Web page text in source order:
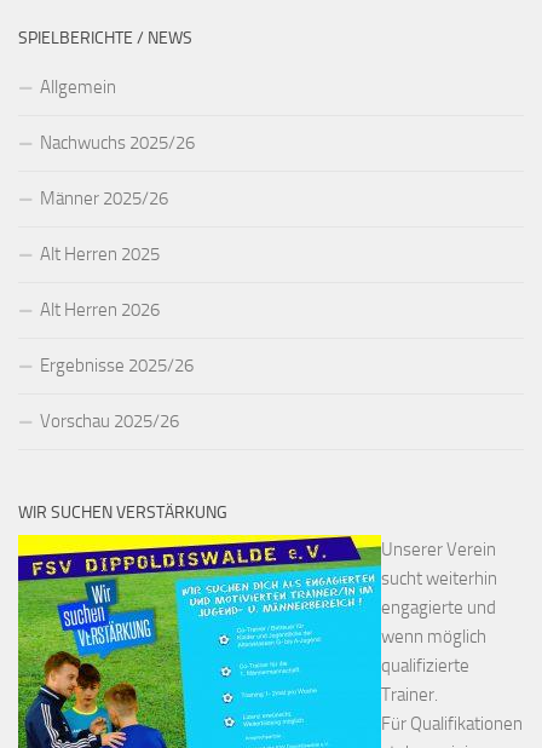
SPIELBERICHTE / NEWS
Allgemein
Nachwuchs 2025/26
Männer 2025/26
Alt Herren 2025
Alt Herren 2026
Ergebnisse 2025/26
Vorschau 2025/26
WIR SUCHEN VERSTÄRKUNG
Unserer Verein
sucht weiterhin
engagierte und
wenn möglich
qualifizierte
Trainer.
Für Qualifikationen